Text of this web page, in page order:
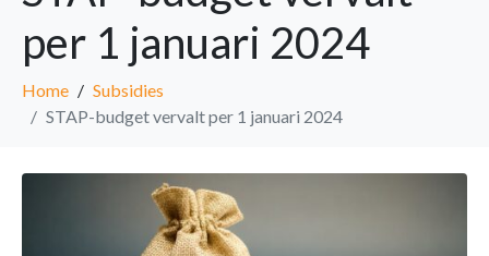
per 1 januari 2024
Home
Subsidies
STAP-budget vervalt per 1 januari 2024